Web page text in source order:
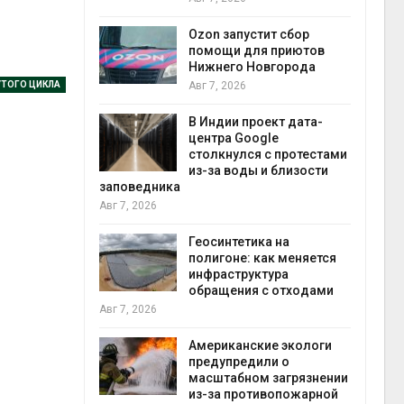
ЦИКЛА
сбор
дата-
с протестами
и близости
загрязнении
Солнечные панели над
каналами позволяют
экономить воду
Авг 7, 2026
Авг 7, 2026
Минприроды
потребовало ускорить
контейнерных площадок
Авг 7, 2026
Панамский канал вновь